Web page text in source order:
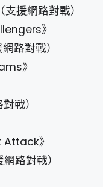
援網路對戰）
》
路對戰）
》
戰）
》
路對戰）